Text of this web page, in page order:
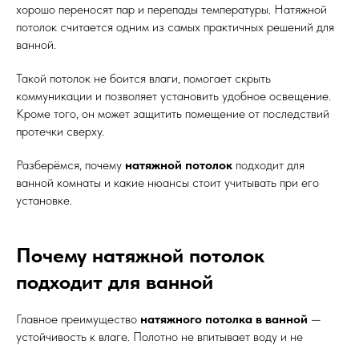
хорошо переносят пар и перепады температуры. Натяжной
потолок считается одним из самых практичных решений для
ванной.
Такой потолок не боится влаги, помогает скрыть
коммуникации и позволяет установить удобное освещение.
Кроме того, он может защитить помещение от последствий
протечки сверху.
Разберёмся, почему натяжной потолок подходит для
ванной комнаты и какие нюансы стоит учитывать при его
установке.
Почему натяжной потолок
подходит для ванной
Главное преимущество натяжного потолка в ванной —
устойчивость к влаге. Полотно не впитывает воду и не